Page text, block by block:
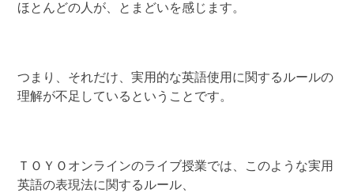
ほとんどの人が、とまどいを感じます。
つまり、それだけ、実用的な英語使用に関するルールの
理解が不足しているということです。
ＴＯＹＯオンラインのライブ授業では、このような実用
英語の表現法に関するルール、